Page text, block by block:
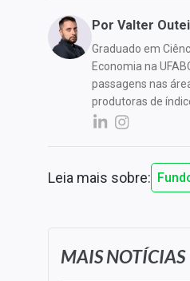
Por Valter
Graduado em
Economia na
passagens nas
produtoras de
Leia mais sobre:
MAIS NOTÍCIAS